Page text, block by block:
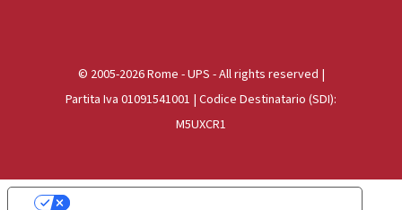
© 2005-2026 Rome - UPS - All rights reserved |
Partita Iva 01091541001 | Codice Destinatario (SDI):
M5UXCR1
Le tue preferenze relative alla privacy